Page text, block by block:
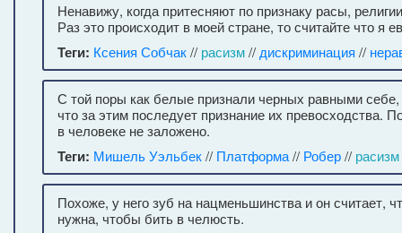
Ненавижу, когда притесняют по признаку расы,
Раз это происходит в моей стране, то считайте что я
Теги: Ксения Собчак// расизм// дискриминация //
С той поры как белые признали черных равными себе,
что за этим последует признание их превосходства.
в человеке не заложено.
Теги: Мишель Уэльбек// Платформа// Робер// расизм
Похоже, у него зуб на нацменьшинства и он считает,
нужна, чтобы бить в челюсть.